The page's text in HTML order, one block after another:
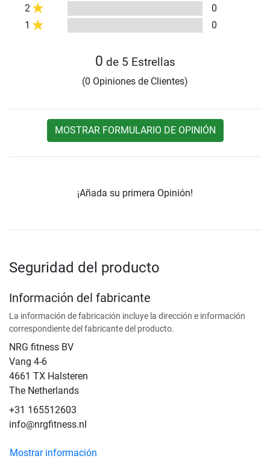
2
0
1
0
0 de 5 Estrellas
(0 Opiniones de Clientes)
MOSTRAR FORMULARIO DE OPINIÓN
¡Añada su primera Opinión!
Seguridad del producto
Información del fabricante
La información de fabricación incluye la dirección e información
correspondiente del fabricante del producto.
NRG fitness BV
Vang 4-6
4661 TX Halsteren
The Netherlands
+31 165512603
info@nrgfitness.nl
Mostrar información